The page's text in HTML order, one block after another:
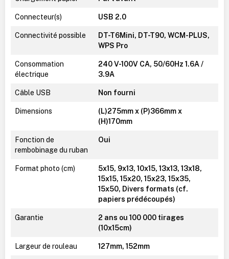
Connecteur(s) USB 2.0
Connectivité possible
DT-T6Mini, DT-T90, WCM-PLUS,
WPS Pro
Consommation
électrique
240 V-100V CA, 50/60Hz 1.6A /
3.9A
Câble USB Non fourni
Dimensions
(L)275mm x (P)366mm x
(H)170mm
Fonction de
rembobinage du ruban
Oui
Format photo (cm)
5x15, 9x13, 10x15, 13x13, 13x18,
15x15, 15x20, 15x23, 15x35,
15x50, Divers formats (cf.
papiers prédécoupés)
Garantie
2 ans ou 100 000 tirages
(10x15cm)
Largeur de rouleau 127mm, 152mm